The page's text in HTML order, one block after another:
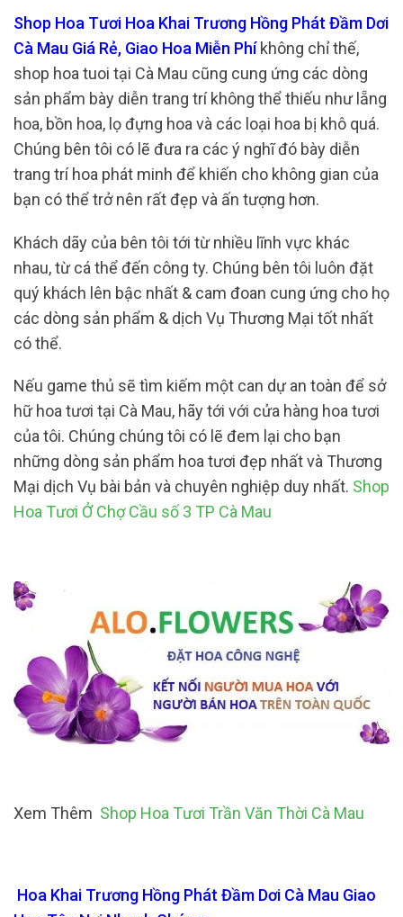
Shop Hoa Tươi Hoa Khai Trương Hồng Phát Đầm Dơi
Cà Mau Giá Rẻ, Giao Hoa Miễn Phíkhông chỉ thế,
shop hoa tuoi tại Cà Mau cũng cung ứng các dòng
sản phẩm bày diễn trang trí không thể thiếu như lẵng
hoa, bồn hoa, lọ đựng hoa và các loại hoa bị khô quá.
Chúng bên tôi có lẽ đưa ra các ý nghĩ đó bày diễn
trang trí hoa phát minh để khiến cho không gian của
bạn có thể trở nên rất đẹp và ấn tượng hơn.
Khách dãy của bên tôi tới từ nhiều lĩnh vực khác
nhau, từ cá thể đến công ty. Chúng bên tôi luôn đặt
quý khách lên bậc nhất & cam đoan cung ứng cho họ
các dòng sản phẩm & dịch Vụ Thương Mại tốt nhất
có thể.
Nếu game thủ sẽ tìm kiếm một can dự an toàn để sở
hữ hoa tươi tại Cà Mau, hãy tới với cửa hàng hoa tươi
của tôi. Chúng chúng tôi có lẽ đem lại cho bạn
những dòng sản phẩm hoa tươi đẹp nhất và Thương
Mại dịch Vụ bài bản và chuyên nghiệp duy nhất. Shop
Hoa Tươi Ở Chợ Cầu số 3 TP Cà Mau
Xem Thêm Shop Hoa Tươi Trần Văn Thời Cà Mau
Hoa Khai Trương Hồng Phát Đầm Dơi Cà Mau Giao